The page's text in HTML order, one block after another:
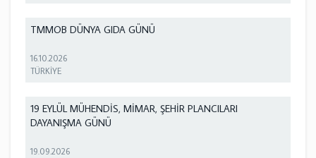
TMMOB DÜNYA GIDA GÜNÜ
16.10.2026
TÜRKİYE
19 EYLÜL MÜHENDİS, MİMAR, ŞEHİR PLANCILARI
DAYANIŞMA GÜNÜ
19.09.2026